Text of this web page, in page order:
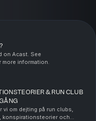
on Acast. See
information.
& RUN CLUB
vi om dejting på run clubs,
konspirationsteorier och